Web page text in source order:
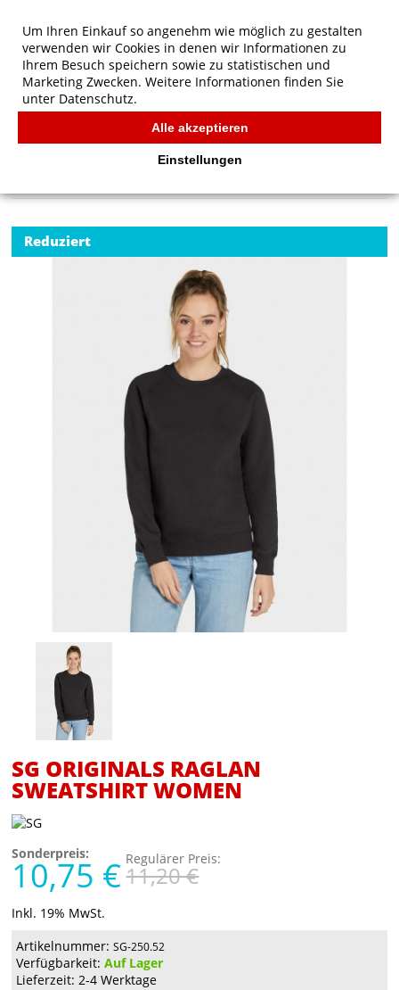
SG Originals Raglan Sweatshirt Women
Reduziert
SG ORIGINALS RAGLAN
SWEATSHIRT WOMEN
Sonderpreis:
10,75 € Regulärer Preis:
11,20 €
Inkl. 19% MwSt.
Artikelnummer: SG-250.52
Verfügbarkeit:Auf Lager
Lieferzeit: 2-4 Werktage
Um Ihren Einkauf so angenehm wie möglich zu gestalten
verwenden wir Cookies in denen wir Informationen zu
Ihrem Besuch speichern sowie zu statistischen und
Marketing Zwecken. Weitere Informationen finden Sie
unter Datenschutz.
Alle akzeptieren
Einstellungen